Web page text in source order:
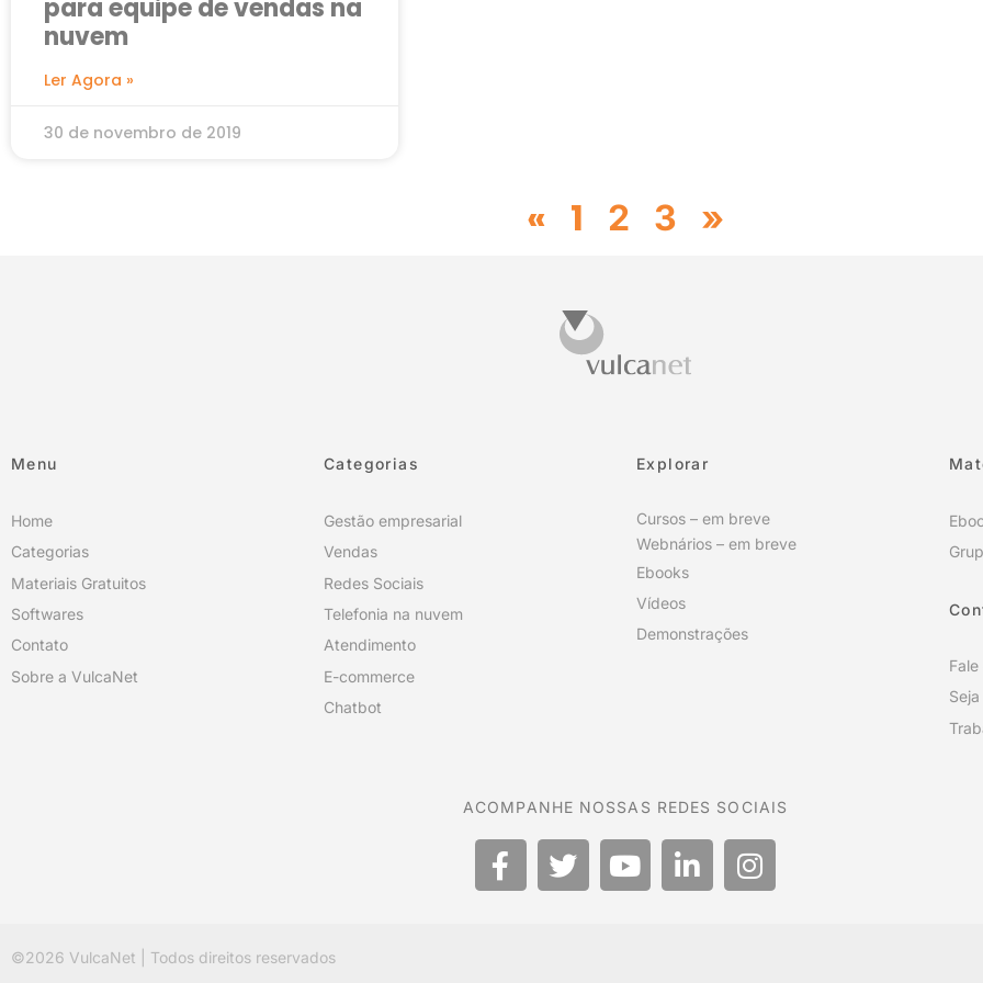
para equipe de vendas na
nuvem
Ler Agora »
30 de novembro de 2019
« 1 2 3 »
Menu
Home
Categorias
Materiais Gratuitos
Softwares
Contato
Sobre a VulcaNet
Categorias
Gestão empresarial
Vendas
Redes Sociais
Telefonia na nuvem
Atendimento
E-commerce
Chatbot
Explorar
Cursos – em breve
Webnários – em breve
Ebooks
Vídeos
Demonstrações
ACOMPANHE NOSSAS REDES SOCIAIS
©2026 VulcaNet | Todos direitos reservados